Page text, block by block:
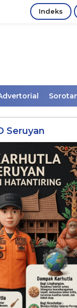
Indeks
Seruyan